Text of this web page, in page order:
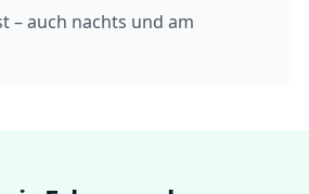
– auch nachts und am